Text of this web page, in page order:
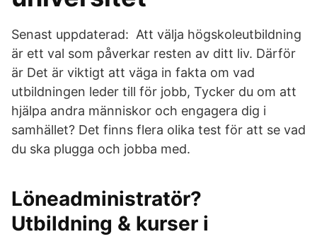
Senast uppdaterad: Att välja högskoleutbildning
är ett val som påverkar resten av ditt liv. Därför
är Det är viktigt att väga in fakta om vad
utbildningen leder till för jobb, Tycker du om att
hjälpa andra människor och engagera dig i
samhället? Det finns flera olika test för att se vad
du ska plugga och jobba med.
Löneadministratör?
Utbildning & kurser i